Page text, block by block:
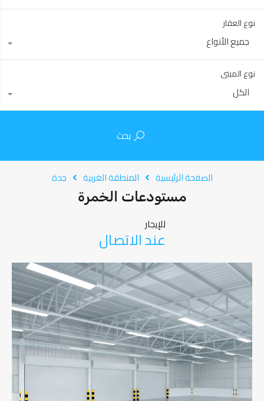
نوع العقار
جميع الأنواع
نوع المبنى
الكل
بحث
الصفحة الرئيسية المنطقة الغربية جدة
مستودعات الخمرة
للإيجار
عند الاتصال